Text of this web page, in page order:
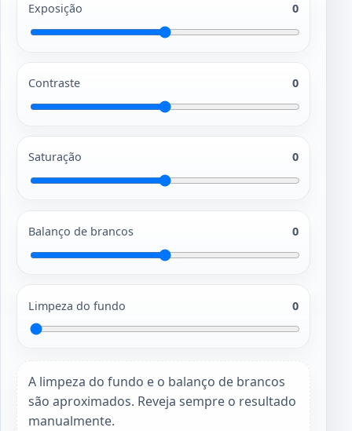
Exposição 0
Contraste 0
Saturação 0
Balanço de brancos 0
Limpeza do fundo 0
A limpeza do fundo e o balanço de brancos
são aproximados. Reveja sempre o resultado
manualmente.